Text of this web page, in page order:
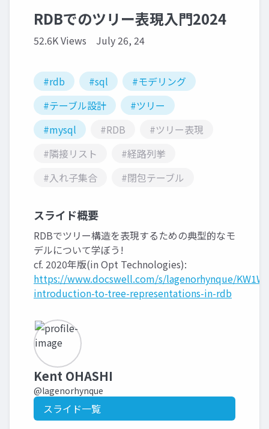
RDBでのツリー表現入門2024
52.6K Views July 26, 24
#rdb #sql
#モデリング
#テーブル設計
#ツリー
#mysql
#RDB
#ツリー表現
#隣接リスト
#経路列挙
#入れ子集合
#閉包テーブル
スライド概要
RDBでツリー構造を表現するための典型的なモ
デルについて学ぼう!
cf. 2020年版(in Opt Technologies):
https://www.docswell.com/s/lagenorhynque/
introduction-to-tree-representations-in-rdb
Kent OHASHI
@lagenorhynque
スライド一覧